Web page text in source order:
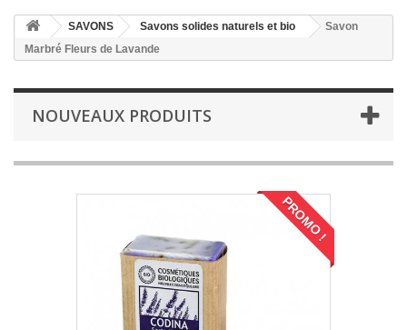
SAVONS Savons solides naturels et bio
Savon
Marbré Fleurs de Lavande
NOUVEAUX PRODUITS
PROMO !